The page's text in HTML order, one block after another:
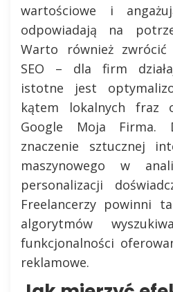
wartościowe i
odpowiadają na
Warto również
SEO – dla firm
istotne jest
kątem lokalnych fraz
Google Moja Firma.
znaczenie sztucznej
maszynowego w
personalizacji
Freelancerzy powinni
algorytmów
funkcjonalności
reklamowe.